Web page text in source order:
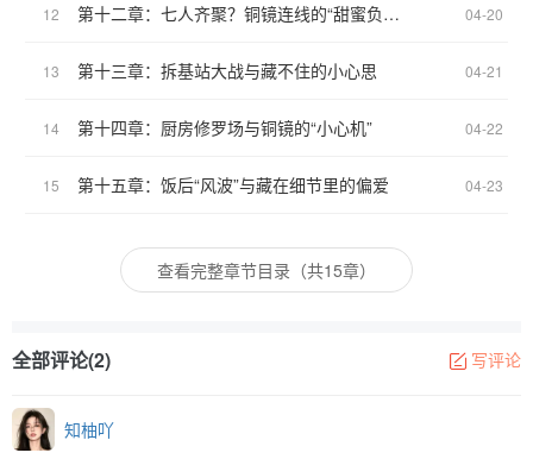
12 第十二章：七人齐聚？铜镜连线的“甜蜜负担” 04-20
13 第十三章：拆基站大战与藏不住的小心思 04-21
14 第十四章：厨房修罗场与铜镜的“小心机” 04-22
15 第十五章：饭后“风波”与藏在细节里的偏爱 04-23
查看完整章节目录（共15章）
全部评论(2) 写评论
知柚吖